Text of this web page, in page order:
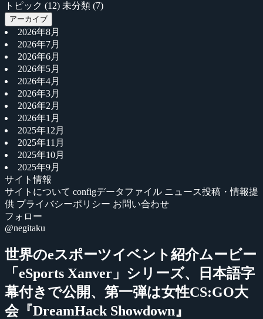
トピック (12) 未分類 (7)
アーカイブ
2026年8月
2026年7月
2026年6月
2026年5月
2026年4月
2026年3月
2026年2月
2026年1月
2025年12月
2025年11月
2025年10月
2025年9月
サイト情報
サイトについて configデータファイル ニュース投稿・情報提
供 プライバシーポリシー お問い合わせ
フォロー
@negitaku
世界のeスポーツイベント紹介ムービー
「eSports Xanver」シリーズ、日本語字
幕付きで公開、第一弾は女性CS:GO大
会『DreamHack Showdown』